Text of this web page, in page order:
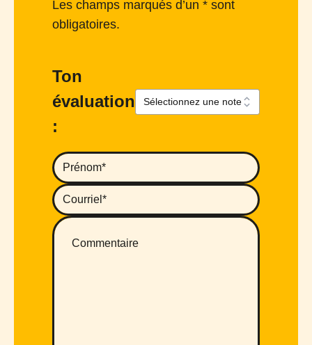
Les champs marqués d’un * sont
obligatoires.
Ton
évaluation
: